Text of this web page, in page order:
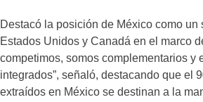
Destacó la posición de México como un
Estados Unidos y Canadá en el marco
competimos, somos complementarios y
integrados”, señaló, destacando que el
extraídos en México se destinan a la